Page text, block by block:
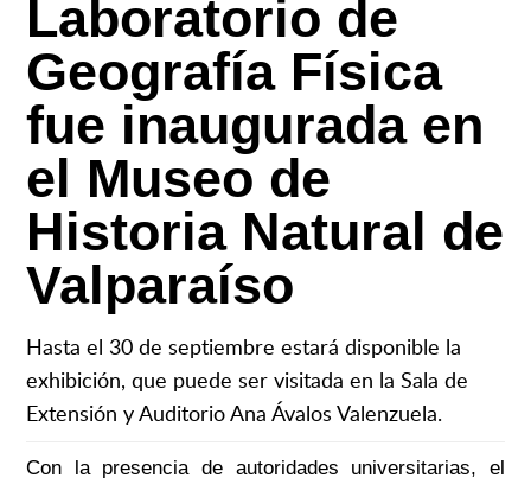
Laboratorio de
Geografía Física
fue inaugurada en
el Museo de
Historia Natural de
Valparaíso
Hasta el 30 de septiembre estará disponible la
exhibición, que puede ser visitada en la Sala de
Extensión y Auditorio Ana Ávalos Valenzuela.
Con la presencia de autoridades universitarias, el